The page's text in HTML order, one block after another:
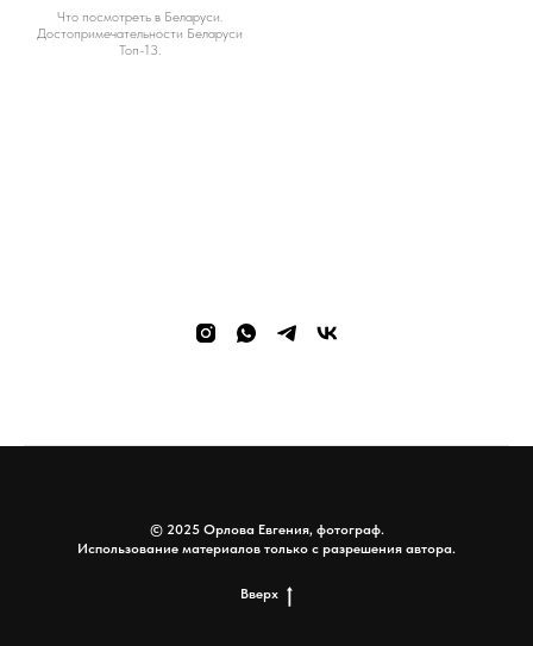
Что посмотреть в Беларуси.
Достопримечательности Беларуси
Топ-13.
© 2025 Орлова Евгения, фотограф.
Использование материалов только с разрешения автора.
Вверх